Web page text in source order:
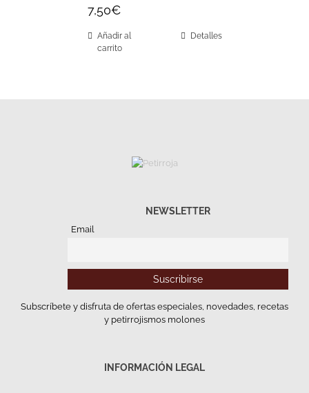
7,50€
Añadir al
carrito
Detalles
NEWSLETTER
Email
Subscríbete y disfruta de ofertas especiales, novedades, recetas
y petirrojismos molones
INFORMACIÓN LEGAL